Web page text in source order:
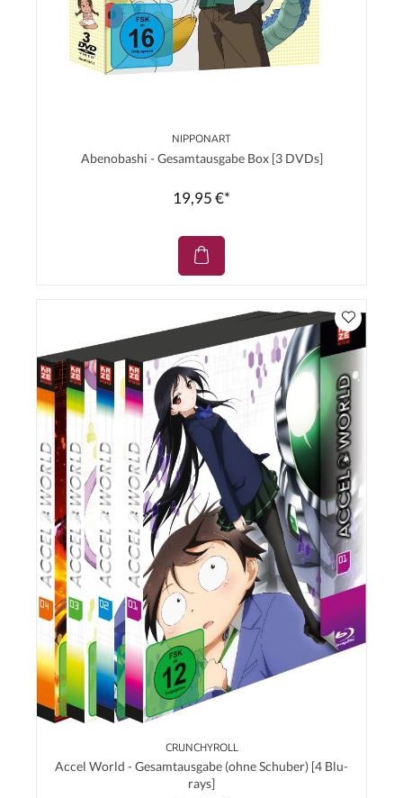
NIPPONART
Abenobashi - Gesamtausgabe Box [3 DVDs]
19,95 €*
CRUNCHYROLL
Accel World - Gesamtausgabe (ohne Schuber) [4 Blu-
rays]